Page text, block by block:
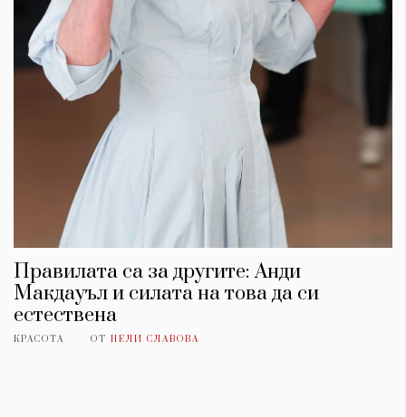
Правилата са за другите: Анди
Макдауъл и силата на това да си
естествена
КРАСОТА ОТ НЕЛИ СЛАВОВА